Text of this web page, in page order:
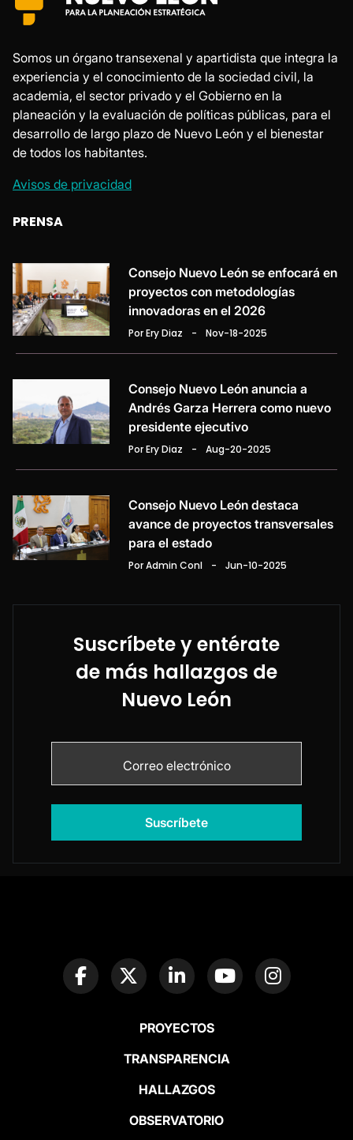
Somos un órgano transexenal y apartidista que integra la
experiencia y el conocimiento de la sociedad civil, la
academia, el sector privado y el Gobierno en la
planeación y la evaluación de políticas públicas, para el
desarrollo de largo plazo de Nuevo León y el bienestar
de todos los habitantes.
Avisos de privacidad
PRENSA
Consejo Nuevo León se enfocará en
proyectos con metodologías
innovadoras en el 2026
Por Ery Diaz - Nov-18-2025
Consejo Nuevo León anuncia a
Andrés Garza Herrera como nuevo
presidente ejecutivo
Por Ery Diaz - Aug-20-2025
Consejo Nuevo León destaca
avance de proyectos transversales
para el estado
Por Admin Conl - Jun-10-2025
Suscríbete y entérate
de más hallazgos de
Nuevo León
PROYECTOS
TRANSPARENCIA
HALLAZGOS
OBSERVATORIO